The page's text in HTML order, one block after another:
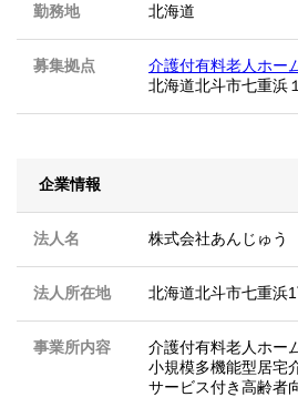
勤務地 北海道
募集拠点
介護付有料老人ホー
北海道北斗市七重浜
企業情報
法人名 株式会社あんじゅう
法人所在地 北海道北斗市七重浜
事業所内容
介護付有料老人ホー
小規模多機能型居宅
サービス付き高齢者